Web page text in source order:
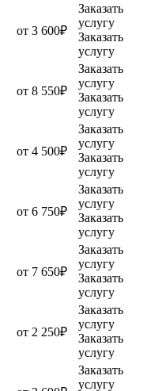
от 3 600₽
Заказать
услугу
Заказать
услугу
от 8 550₽
Заказать
услугу
Заказать
услугу
от 4 500₽
Заказать
услугу
Заказать
услугу
от 6 750₽
Заказать
услугу
Заказать
услугу
от 7 650₽
Заказать
услугу
Заказать
услугу
от 2 250₽
Заказать
услугу
Заказать
услугу
Заказать
услугу